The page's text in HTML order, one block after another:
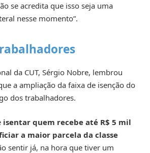
se acredita que isso seja uma
nesse momento”.
da CUT, Sérgio Nobre, lembrou
a ampliação da faixa de isenção do
dos trabalhadores.
isentar quem recebe até R$ 5 mil
a maior parcela da classe
sentir já, na hora que tiver um